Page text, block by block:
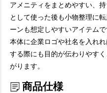
アメニティをまとめやすい、
として使った後も小物整理に
ーンも想定しやすいアイテムで
本体に企業ロゴや社名を入れ
する際にも目的が伝わりやす
がります。
商品仕様